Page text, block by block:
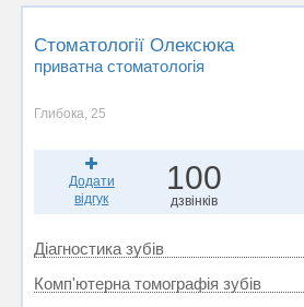
Стоматології Олексюка
приватна стоматологія
Глибока, 25
Додати
відгук
100
дзвінків
Діагностика зубів
Комп'ютерна томографія зубів